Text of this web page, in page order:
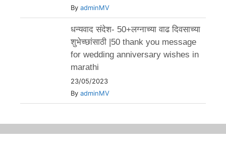
By adminMV
धन्यवाद संदेश- 50+लग्नाच्या वाढ दिवसाच्या
शुभेच्छांसाठी |50 thank you message
for wedding anniversary wishes in
marathi
23/05/2023
By adminMV